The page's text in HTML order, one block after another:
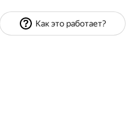
Как это работает?